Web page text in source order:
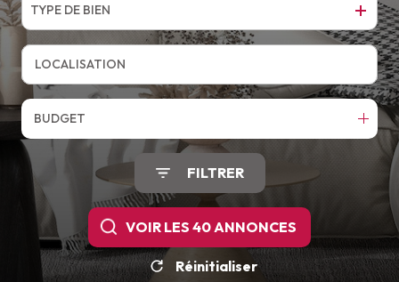
TYPE DE BIEN
BUDGET
FILTRER
VOIR LES 40ANNONCES
Réinitialiser